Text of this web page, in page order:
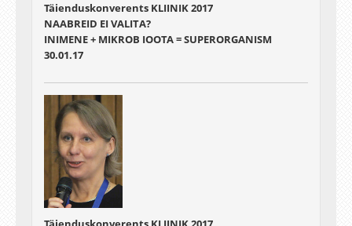
Täienduskonverents KLIINIK 2017
NAABREID EI VALITA?
INIMENE + MIKROB IOOTA = SUPERORGANISM
30.01.17